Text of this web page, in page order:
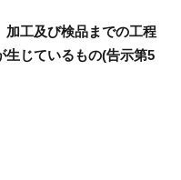
加工及び検品までの工程
生じているもの(告示第5